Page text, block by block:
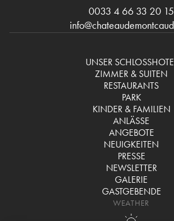
0033 4 66 33 20 15
UNSER
ZIMMER & SUITEN
RESTAURANTS
PARK
KINDER & FAMILIEN
ANLÄSSE
ANGEBOTE
NEUIGKEITEN
PRESSE
NEWSLETTER
GALERIE
GASTGEBENDE
WEATHER